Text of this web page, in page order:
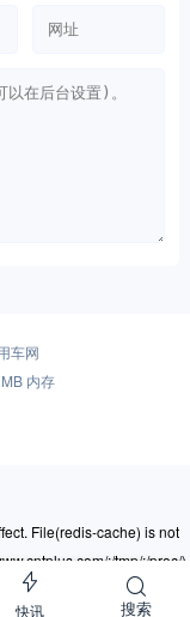
快讯 搜索
themes/mnews-
237